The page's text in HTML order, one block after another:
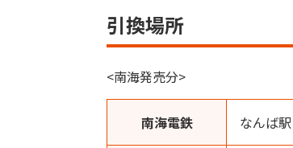
引換場所
<南海発売分>
南海電鉄 なんば